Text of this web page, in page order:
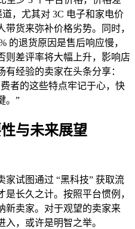
，尤其对 3C 电子和家电价
货来弥补价格劣势。同时，
的退货原因是售后响应慢，
则差评率将大幅上升，影响店
经验的卖家在头条分享：
者的这些特点牢记于心，快
。”
与未来展望
家试图通过 “黑科技” 获取流
长久之计。按照平台惯例，
新卖家。对于观望的卖家来
，或许是明智之举。